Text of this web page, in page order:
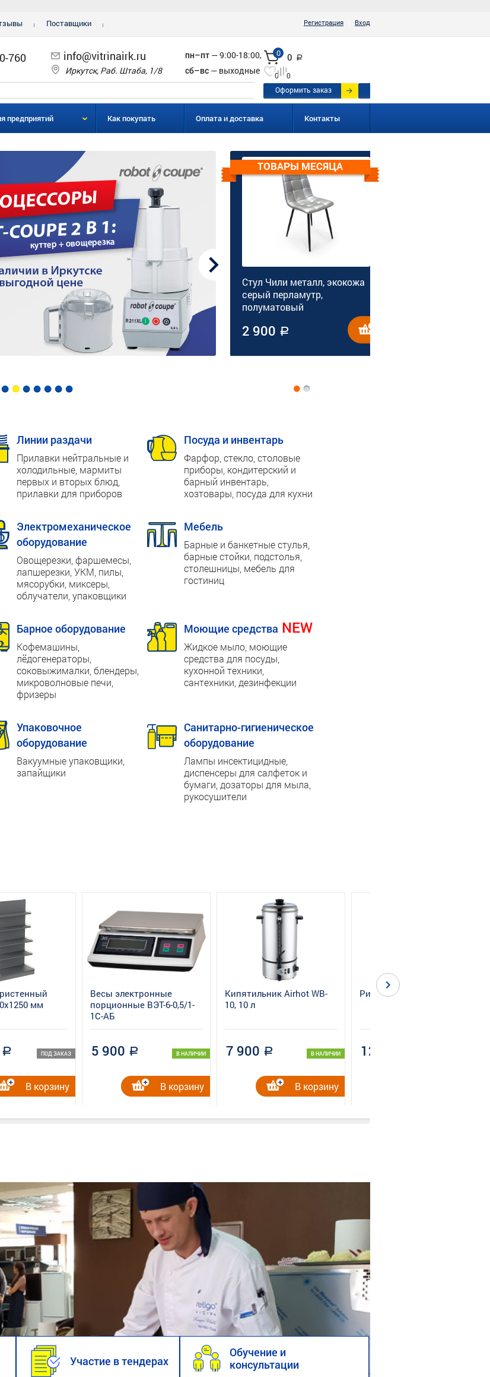
Поставщики Регистрация Вход
760 info@vitrinairk.ru
Иркутск, Раб. Штаба, 1/8
пн–пт — 9:00-18:00,
сб–вс — выходные
0 0 a
0
0
Оформить заказ
предприятий Как покупать Оплата и доставка Контакты
ТОВАРЫ МЕСЯЦА
Стул Чили металл, экокожа
серый перламутр,
полуматовый
2 900 a
Льдогенератор Cooleq ZB-12
11 500 a
Линии раздачи
Прилавки нейтральные и
холодильные, мармиты
первых и вторых блюд,
прилавки для приборов
Посуда и инвентарь
Фарфор, стекло, столовые
приборы, кондитерский и
барный инвентарь,
хозтовары, посуда для кухни
Электромеханическое
оборудование
Овощерезки, фаршемесы,
лапшерезки, УКМ, пилы,
мясорубки, миксеры,
облучатели, упаковщики
Мебель
Барные и банкетные стулья,
барные стойки, подстолья,
столешницы, мебель для
гостиниц
Барное оборудование
Кофемашины,
лёдогенераторы,
соковыжималки, блендеры,
микроволновые печи,
фризеры
Моющие средства NEW
Жидкое мыло, моющие
средства для посуды,
кухонной техники,
сантехники, дезинфекции
Упаковочное
оборудование
Вакуумные упаковщики,
запайщики
Санитарно-гигиеническое
оборудование
Лампы инсектицидные,
диспенсеры для салфеток и
бумаги, дозаторы для мыла,
рукосушители
мм
a ПОД ЗАКАЗ
В корзину
Весы электронные
порционные ВЭТ-6-0,5/1-
1С-АБ
5 900 a В НАЛИЧИИ
В корзину
Кипятильник Airhot WB-
10, 10 л
7 900 a В НАЛИЧИИ
В корзину
Рисоварка RC-5 AIRHOT
12 650
Участие в тендерах
Обучение и
консультации